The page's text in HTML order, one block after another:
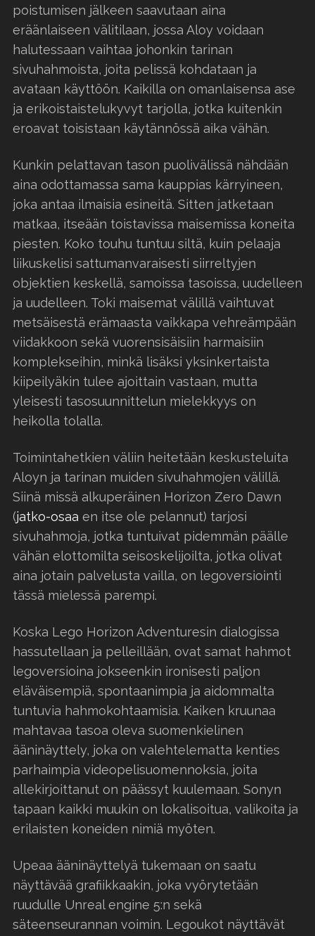
poistumisen jälkeen saavutaan aina
eräänlaiseen välitilaan, jossa Aloy voidaan
halutessaan vaihtaa johonkin tarinan
sivuhahmoista, joita pelissä kohdataan ja
avataan käyttöön. Kaikilla on omanlaisensa ase
ja erikoistaistelukyvyt tarjolla, jotka kuitenkin
eroavat toisistaan käytännössä aika vähän.
Kunkin pelattavan tason puolivälissä nähdään
aina odottamassa sama kauppias kärryineen,
joka antaa ilmaisia esineitä. Sitten jatketaan
matkaa, itseään toistavissa maisemissa koneita
piesten. Koko touhu tuntuu siltä, kuin pelaaja
liikuskelisi sattumanvaraisesti siirreltyjen
objektien keskellä, samoissa tasoissa, uudelleen
ja uudelleen. Toki maisemat välillä vaihtuvat
metsäisestä erämaasta vaikkapa vehreämpään
viidakkoon sekä vuorensisäisiin harmaisiin
komplekseihin, minkä lisäksi yksinkertaista
kiipeilyäkin tulee ajoittain vastaan, mutta
yleisesti tasosuunnittelun mielekkyys on
heikolla tolalla.
Toimintahetkien väliin heitetään keskusteluita
Aloyn ja tarinan muiden sivuhahmojen välillä.
Siinä missä alkuperäinen Horizon Zero Dawn
(jatko-osaa en itse ole pelannut) tarjosi
sivuhahmoja, jotka tuntuivat pidemmän päälle
vähän elottomilta seisoskelijoilta, jotka olivat
aina jotain palvelusta vailla, on legoversiointi
tässä mielessä parempi.
Koska Lego Horizon Adventuresin dialogissa
hassutellaan ja pelleillään, ovat samat hahmot
legoversioina jokseenkin ironisesti paljon
eläväisempiä, spontaanimpia ja aidommalta
tuntuvia hahmokohtaamisia. Kaiken kruunaa
mahtavaa tasoa oleva suomenkielinen
ääninäyttely, joka on valehtelematta kenties
parhaimpia videopelisuomennoksia, joita
allekirjoittanut on päässyt kuulemaan. Sonyn
tapaan kaikki muukin on lokalisoitua, valikoita ja
erilaisten koneiden nimiä myöten.
Upeaa ääninäyttelyä tukemaan on saatu
näyttävää grafiikkaakin, joka vyörytetään
ruudulle Unreal engine 5:n sekä
säteenseurannan voimin. Legoukot näyttävät